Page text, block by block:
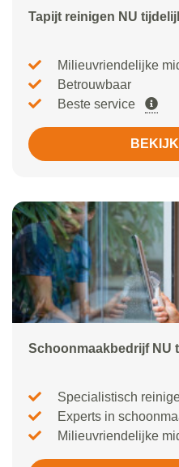
Tapijt reinigen NU
Milieuvriendelijke
Betrouwbaar
Beste service
Schoonmaakbedrijf NU
Specialistisch
Experts in
Milieuvriendelijke